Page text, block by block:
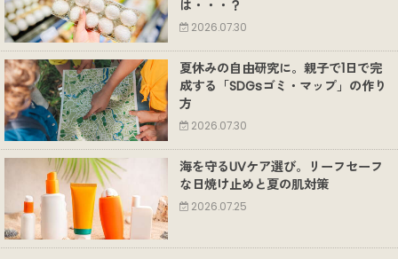
は・・・？
2026.07.30
夏休みの自由研究に。親子で1日で完
成する「SDGsゴミ・マップ」の作り
方
2026.07.30
海を守るUVケア選び。リーフセーフ
な日焼け止めと夏の肌対策
2026.07.25